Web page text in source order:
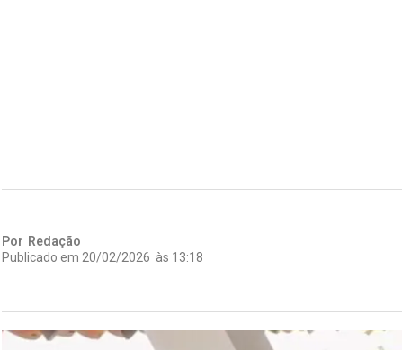
Por Redação
Publicado em 20/02/2026 às 13:18